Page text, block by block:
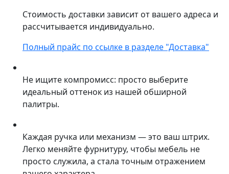
Стоимость доставки зависит от вашего адреса и
рассчитывается индивидуально.
Полный прайс по ссылке в разделе "Доставка"
Не ищите компромисс: просто выберите
идеальный оттенок из нашей обширной
палитры.
Каждая ручка или механизм — это ваш штрих.
Легко меняйте фурнитуру, чтобы мебель не
просто служила, а стала точным отражением